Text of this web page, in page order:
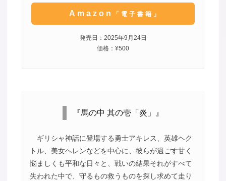
Amazon 「電子書籍」
発売日：2025年9月24日
価格：¥500
『馬の中 其の壱「炎」』
ギリシャ神話に登場する勇士アキレス、英雄ヘク
トル、美女ヘレンなどを中心に、彼らが過ごす甘く
悩ましくも平和な日々と、戦いの結果それがすべて
失われた中で、守るもの救うものを探し求めて走り